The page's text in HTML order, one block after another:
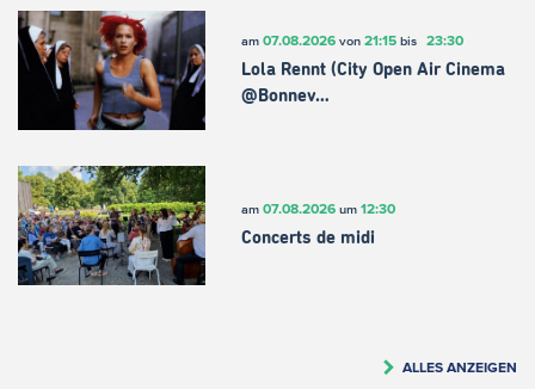
am 07.08.2026von 21:15bis 23:30
Lola Rennt (City Open Air Cinema
@Bonnev…
am 07.08.2026um 12:30
Concerts de midi
ALLES ANZEIGEN